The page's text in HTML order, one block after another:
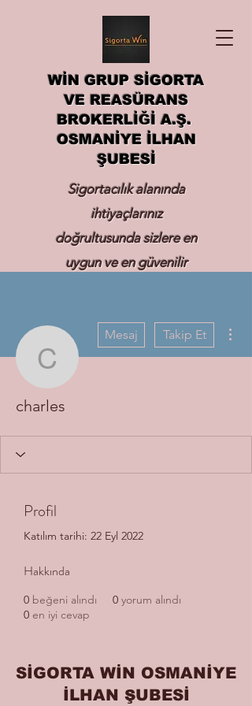
WİN GRUP SİGORTA
VE REASÜRANS
BROKERLİĞİ A.Ş.
OSMANİYE İLHAN
ŞUBESİ
Sigortacılık alanında
ihtiyaçlarınız
doğrultusunda sizlere en
uygun ve en güvenilir
charles
Mesaj Takip Et
charles
Profil
Katılım tarihi: 22 Eyl 2022
Hakkında
0 beğeni alındı 0 yorum alındı
0 en iyi cevap
SİGORTA WİN OSMANİYE
İLHAN ŞUBESİ